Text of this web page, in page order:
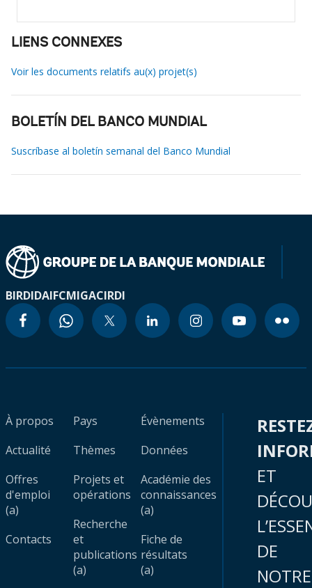
LIENS CONNEXES
Voir les documents relatifs au(x) projet(s)
BOLETÍN DEL BANCO MUNDIAL
Suscríbase al boletín semanal del Banco Mundial
BIRDIDAIFCMIGACIRDI
À propos
Actualité
Offres
d'emploi
(a)
Contacts
Pays
Thèmes
Projets et
opérations
Recherche
et
publications
(a)
Évènements
Données
Académie des
connaissances
(a)
Fiche de
résultats
(a)
ET
DE
NOTRE